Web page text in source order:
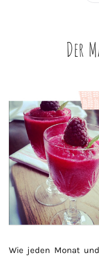
Der
Wie jeden Monat